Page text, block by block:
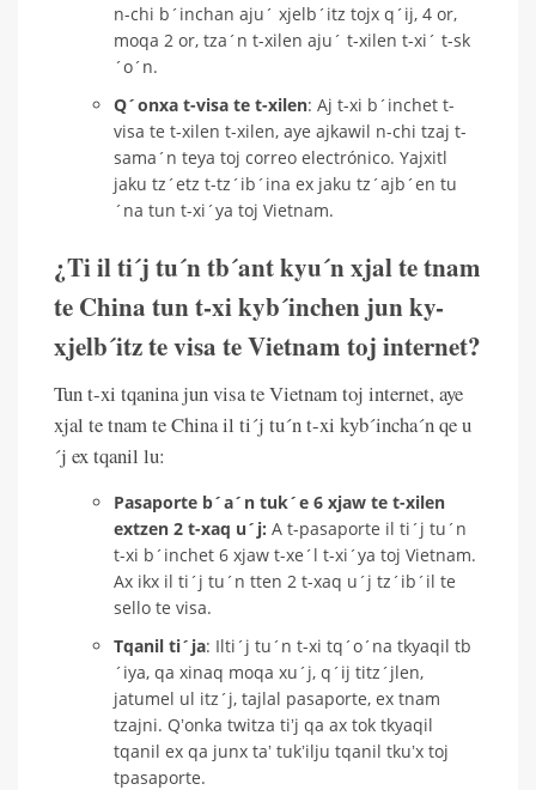
n-chi b´inchan aju´ xjelb´itz tojx q´ij, 4 or,
moqa 2 or, tza´n t-xilen aju´ t-xilen t-xi´ t-sk
´o´n.
Q´onxa t-visa te t-xilen: Aj t-xi b´inchet t-
visa te t-xilen t-xilen, aye ajkawil n-chi tzaj t-
sama´n teya toj correo electrónico. Yajxitl
jaku tz´etz t-tz´ib´ina ex jaku tz´ajb´en tu
´na tun t-xi´ya toj Vietnam.
¿Ti il ti´j tu´n tb´ant kyu´n xjal te tnam
te China tun t-xi kyb´inchen jun ky-
xjelb´itz te visa te Vietnam toj internet?
Tun t-xi tqanina jun visa te Vietnam toj internet, aye
xjal te tnam te China il ti´j tu´n t-xi kyb´incha´n qe u
´j ex tqanil lu:
Pasaporte b´a´n tuk´e 6 xjaw te t-xilen
extzen 2 t-xaq u´j: A t-pasaporte il ti´j tu´n
t-xi b´inchet 6 xjaw t-xe´l t-xi´ya toj Vietnam.
Ax ikx il ti´j tu´n tten 2 t-xaq u´j tz´ib´il te
sello te visa.
Tqanil ti´ja: Ilti´j tu´n t-xi tq´o´na tkyaqil tb
´iya, qa xinaq moqa xu´j, q´ij titz´jlen,
jatumel ul itz´j, tajlal pasaporte, ex tnam
tzajni. Qʼonka twitza tiʼj qa ax tok tkyaqil
tqanil ex qa junx taʼ tukʼilju tqanil tkuʼx toj
tpasaporte.